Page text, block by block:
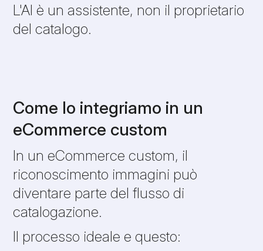
L'AI è un assistente, non il proprietario
del catalogo.
Come lo integriamo in un
eCommerce custom
In un eCommerce custom, il
riconoscimento immagini può
diventare parte del flusso di
catalogazione.
Il processo ideale e questo: